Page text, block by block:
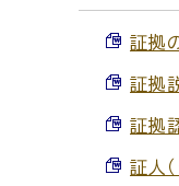
証拠
証拠
証拠
証人